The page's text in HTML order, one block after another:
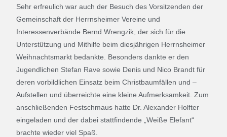
Sehr erfreulich war auch der Besuch des Vorsitzenden der
Gemeinschaft der Herrnsheimer Vereine und
Interessenverbände Bernd Wrengzik, der sich für die
Unterstützung und Mithilfe beim diesjährigen Herrnsheimer
Weihnachtsmarkt bedankte. Besonders dankte er den
Jugendlichen Stefan Rave sowie Denis und Nico Brandt für
deren vorbildlichen Einsatz beim Christbaumfällen und –
Aufstellen und überreichte eine kleine Aufmerksamkeit. Zum
anschließenden Festschmaus hatte Dr. Alexander Holfter
eingeladen und der dabei stattfindende „Weiße Elefant“
brachte wieder viel Spaß.